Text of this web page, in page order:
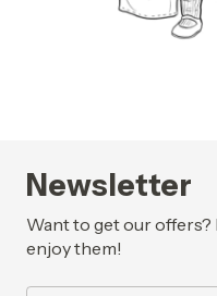
Newsletter
Want to get our
enjoy them!